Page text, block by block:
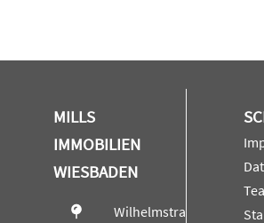
MILLS
IMMOBILIEN
WIESBADEN
Wilhelmstraße